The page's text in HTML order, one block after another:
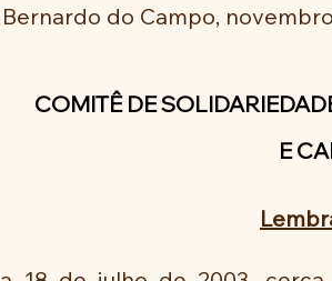
do Campo,
COMITÊ DE
E